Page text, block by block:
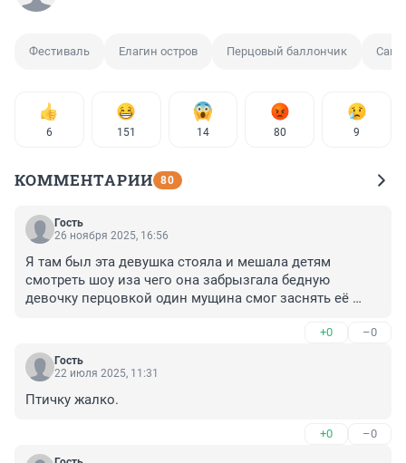
Фестиваль Елагин остров Перцовый баллончик
6 151 14 80 9
КОММЕНТАРИИ 80
Гость
26 ноября 2025, 16:56
Я там был эта девушка стояла и мешала детям
смотреть шоу иза чего она забрызгала бедную
девочку перцовкой один мущина смог заснять её
пострадали и люди в том числе моя мама папа и
остальные. Надеюсь эту женщину посадят .
+0 –0
Гость
22 июля 2025, 11:31
Птичку жалко.
+0 –0